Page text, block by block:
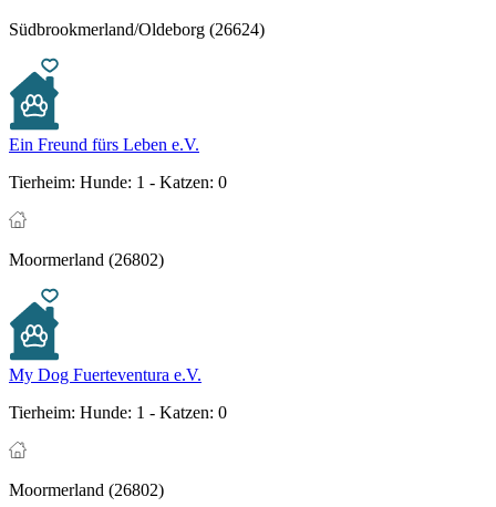
Südbrookmerland/Oldeborg (26624)
Ein Freund fürs Leben e.V.
Tierheim: Hunde: 1 - Katzen: 0
Moormerland (26802)
My Dog Fuerteventura e.V.
Tierheim: Hunde: 1 - Katzen: 0
Moormerland (26802)